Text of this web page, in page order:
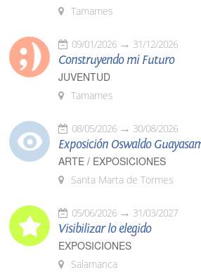
Tamames
09/01/2026 31/12/2026
Construyendo mi Futuro
JUVENTUD
Tamames
08/05/2026 30/08/2026
Exposición Oswaldo
ARTE / EXPOSICIONES
Santa Marta de Tormes
05/06/2026 31/03/2027
Visibilizar lo elegido
EXPOSICIONES
Salamanca